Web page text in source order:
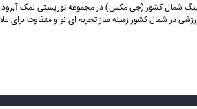
شمال کشور (جی مکس) در مجموعه توریستی نمک آبرود
در شمال کشور زمینه ساز تجربه ای نو و متفاوت برای